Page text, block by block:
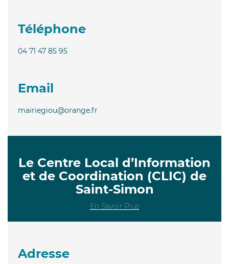
Téléphone
04 71 47 85 95
Email
mairiegiou@orange.fr
Le Centre Local d’Information
et de Coordination (CLIC) de
Saint-Simon
En Savoir Plus
Adresse